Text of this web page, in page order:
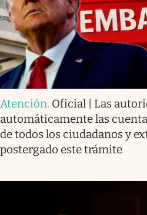
Atención. Oficial | Las
automáticamente las
de todos los ciudadanos y
postergado este trámite